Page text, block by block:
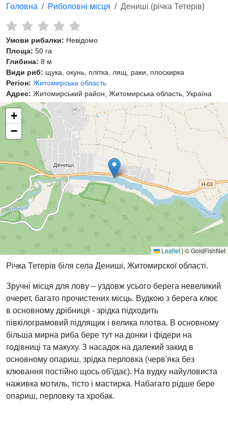
Головна Риболовні місця Дениші (річка Тетерів)
Умови рибалки: Невідомо
Площа: 50 га
Глибина: 8 м
Види риб: щука, окунь, плітка, лящ, раки, плоскирка
Регіон: Житомирська область
Адрес: Житомирський район, Житомирська область, Україна
+
−
Leaflet | © GoldFishNet
Річка Тетерів біля села Дениші, Житомирскої області.
Зручні місця для лову – уздовж усього берега невеликий
очерет, багато прочистених місць. Вудкою з берега клює
в основному дрібниця - зрідка підходить
півкілограмовий підлящик і велика плотва. В основному
більша мирна риба бере тут на донки і фідери на
годівниці та макуху. З насадок на далекий закид в
основному опариш, зрідка перловка (черв'яка без
клювання постійно щось об'їдає). На вудку найуловиста
наживка мотиль, тісто і мастирка. Набагато рідше бере
опариш, перловку та хробак.